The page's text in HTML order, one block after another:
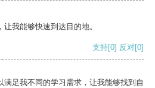
我能够快速到达目的地。
支持[0] 反对[0]
满足我不同的学习需求，让我能够找到自